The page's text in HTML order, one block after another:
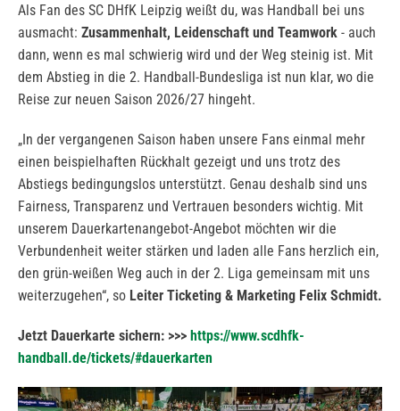
Als Fan des SC DHfK Leipzig weißt du, was Handball bei uns
ausmacht: Zusammenhalt, Leidenschaft und Teamwork - auch
dann, wenn es mal schwierig wird und der Weg steinig ist. Mit
dem Abstieg in die 2. Handball-Bundesliga ist nun klar, wo die
Reise zur neuen Saison 2026/27 hingeht.
„In der vergangenen Saison haben unsere Fans einmal mehr
einen beispielhaften Rückhalt gezeigt und uns trotz des
Abstiegs bedingungslos unterstützt. Genau deshalb sind uns
Fairness, Transparenz und Vertrauen besonders wichtig. Mit
unserem Dauerkartenangebot-Angebot möchten wir die
Verbundenheit weiter stärken und laden alle Fans herzlich ein,
den grün-weißen Weg auch in der 2. Liga gemeinsam mit uns
weiterzugehen“, so Leiter Ticketing & Marketing Felix Schmidt.
Jetzt Dauerkarte sichern: >>> https://www.scdhfk-
handball.de/tickets/#dauerkarten